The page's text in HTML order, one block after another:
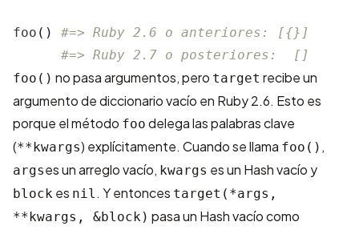
foo ()
#=> Ruby 2.6 o anteriores: [{}]
#=> Ruby 2.7 o posteriores:  []
foo() no pasa argumentos, pero target recibe un
argumento de diccionario vacío en Ruby 2.6. Esto es
porque el método foo delega las palabras clave
(**kwargs) explícitamente. Cuando se llama foo() ,
argses un arreglo vacío, kwargs es un Hash vacío y
block es nil . Y entonces target(*args,
**kwargs, &block) pasa un Hash vacío como